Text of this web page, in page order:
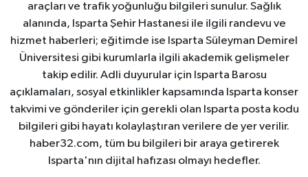
araçları ve trafik yoğunluğu bilgileri sunulur. Sağlık
alanında, Isparta Şehir Hastanesi ile ilgili randevu ve
hizmet haberleri; eğitimde ise Isparta Süleyman Demirel
Üniversitesi gibi kurumlarla ilgili akademik gelişmeler
takip edilir. Adli duyurular için Isparta Barosu
açıklamaları, sosyal etkinlikler kapsamında Isparta konser
takvimi ve gönderiler için gerekli olan Isparta posta kodu
bilgileri gibi hayatı kolaylaştıran verilere de yer verilir.
haber32.com, tüm bu bilgileri bir araya getirerek
Isparta'nın dijital hafızası olmayı hedefler.